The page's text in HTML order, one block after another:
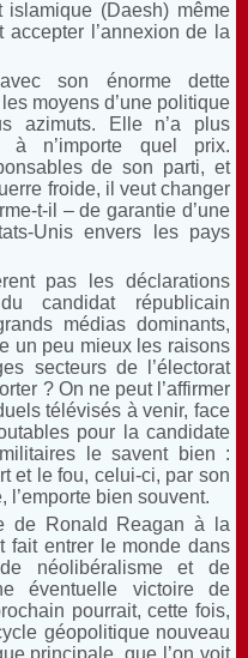
islamique (Daesh) même
accepter l’annexion de la
son énorme dette
moyens d’une politique
azimuts. Elle n’a plus
n’importe quel prix.
de son parti, et
froide, il veut changer
t-il – de garantie d’une
Unis envers les pays
pas les déclarations
candidat républicain
médias dominants,
un peu mieux les raisons
secteurs de l’électorat
? On ne peut l’affirmer
télévisés à venir, face
pour la candidate
le savent bien :
et le fou, celui-ci, par son
bien souvent.
de Ronald Reagan à la
fait entrer le monde dans
néolibéralisme et de
éventuelle victoire de
pourrait, cette fois,
géopolitique nouveau
principale, que l’on voit